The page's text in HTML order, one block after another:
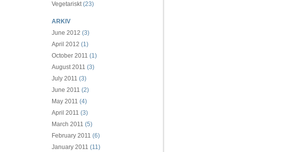
Vegetariskt(23)
ARKIV
June 2012 (3)
April 2012 (1)
October 2011 (1)
August 2011 (3)
July 2011 (3)
June 2011 (2)
May 2011 (4)
April 2011 (3)
March 2011 (5)
February 2011 (6)
January 2011 (11)